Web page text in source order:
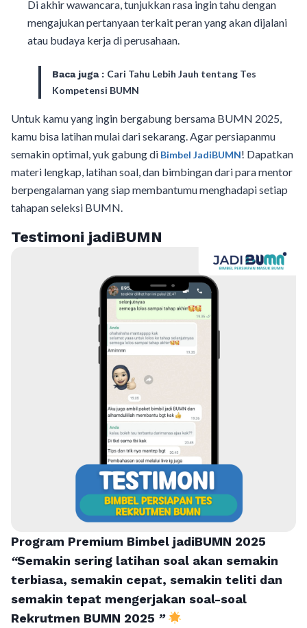
Di akhir wawancara, tunjukkan rasa ingin tahu dengan
mengajukan pertanyaan terkait peran yang akan dijalani
atau budaya kerja di perusahaan.
Baca juga : Cari Tahu Lebih Jauh tentang Tes
Kompetensi BUMN
Untuk kamu yang ingin bergabung bersama BUMN 2025,
kamu bisa latihan mulai dari sekarang. Agar persiapanmu
semakin optimal, yuk gabung di Bimbel JadiBUMN! Dapatkan
materi lengkap, latihan soal, dan bimbingan dari para mentor
berpengalaman yang siap membantumu menghadapi setiap
tahapan seleksi BUMN.
Testimoni jadiBUMN
Program Premium Bimbel jadiBUMN 2025
“Semakin sering latihan soal akan semakin
terbiasa, semakin cepat, semakin teliti dan
semakin tepat mengerjakan soal-soal
Rekrutmen BUMN 2025 ”